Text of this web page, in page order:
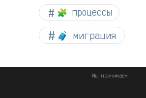
🧩 процессы
🧳 миграция
Мы принимаем